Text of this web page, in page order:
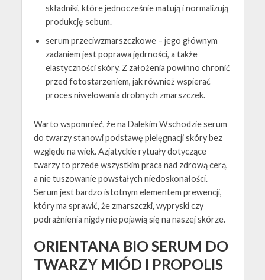
składniki, które jednocześnie matują i normalizują
produkcję sebum.
serum przeciwzmarszczkowe – jego głównym
zadaniem jest poprawa jędrności, a także
elastyczności skóry. Z założenia powinno chronić
przed fotostarzeniem, jak również wspierać
proces niwelowania drobnych zmarszczek.
Warto wspomnieć, że na Dalekim Wschodzie serum
do twarzy stanowi podstawę pielęgnacji skóry bez
względu na wiek. Azjatyckie rytuały dotyczące
twarzy to przede wszystkim praca nad zdrową cerą,
a nie tuszowanie powstałych niedoskonałości.
Serum jest bardzo istotnym elementem prewencji,
który ma sprawić, że zmarszczki, wypryski czy
podrażnienia nigdy nie pojawią się na naszej skórze.
ORIENTANA BIO SERUM DO
TWARZY MIÓD I PROPOLIS